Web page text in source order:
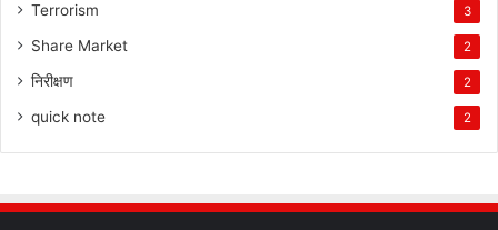
Terrorism 3
Share Market 2
निरीक्षण 2
quick note 2